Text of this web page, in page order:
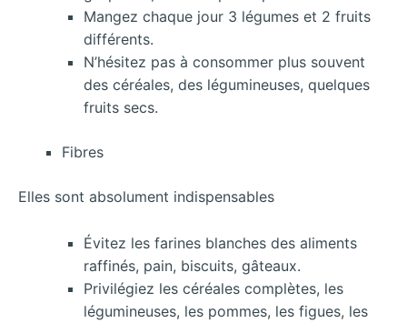
Mangez chaque jour 3 légumes et 2 fruits
différents.
N’hésitez pas à consommer plus souvent
des céréales, des légumineuses, quelques
fruits secs.
Fibres
Elles sont absolument indispensables
Évitez les farines blanches des aliments
raffinés, pain, biscuits, gâteaux.
Privilégiez les céréales complètes, les
légumineuses, les pommes, les figues, les